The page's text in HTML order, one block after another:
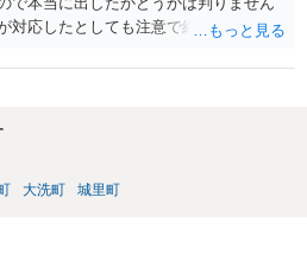
対応したとしても注意で終わるような
大洗町 城里町